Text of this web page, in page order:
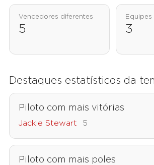
Vencedores diferentes
5 3
Destaques estatísticos da
Piloto com mais vitórias
Jackie Stewart 5
Piloto com mais poles